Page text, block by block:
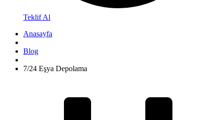
Teklif Al
Anasayfa
Blog
7/24 Eşya Depolama